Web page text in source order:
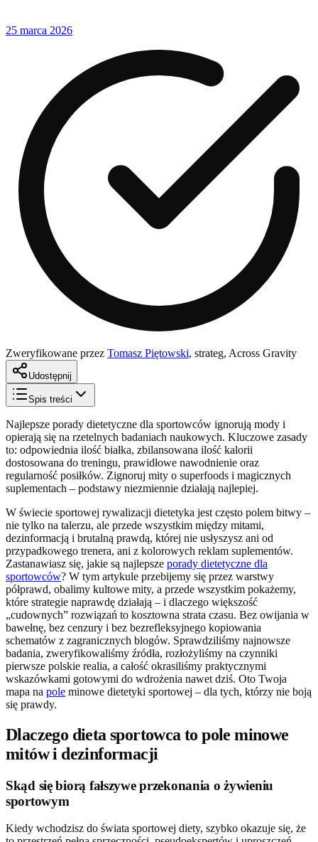
25 marca 2026
Zweryfikowane przez Tomasz Piętowski, strateg, Across Gravity
Udostępnij
Spis treści
Najlepsze porady dietetyczne dla sportowców ignorują mody i
opierają się na rzetelnych badaniach naukowych. Kluczowe zasady
to: odpowiednia ilość białka, zbilansowana ilość kalorii
dostosowana do treningu, prawidłowe nawodnienie oraz
regularność posiłków. Zignoruj mity o superfoods i magicznych
suplementach – podstawy niezmiennie działają najlepiej.
W świecie sportowej rywalizacji dietetyka jest często polem bitwy –
nie tylko na talerzu, ale przede wszystkim między mitami,
dezinformacją i brutalną prawdą, której nie usłyszysz ani od
przypadkowego trenera, ani z kolorowych reklam suplementów.
Zastanawiasz się, jakie są najlepsze porady dietetyczne dla
sportowców? W tym artykule przebijemy się przez warstwy
półprawd, obalimy kultowe mity, a przede wszystkim pokażemy,
które strategie naprawdę działają – i dlaczego większość
„cudownych” rozwiązań to kosztowna strata czasu. Bez owijania w
bawełnę, bez cenzury i bez bezrefleksyjnego kopiowania
schematów z zagranicznych blogów. Sprawdziliśmy najnowsze
badania, zweryfikowaliśmy źródła, rozłożyliśmy na czynniki
pierwsze polskie realia, a całość okrasiliśmy praktycznymi
wskazówkami gotowymi do wdrożenia nawet dziś. Oto Twoja
mapa na pole minowe dietetyki sportowej – dla tych, którzy nie boją
się prawdy.
Dlaczego dieta sportowca to pole minowe
mitów i dezinformacji
Skąd się biorą fałszywe przekonania o żywieniu
sportowym
Kiedy wchodzisz do świata sportowej diety, szybko okazuje się, że